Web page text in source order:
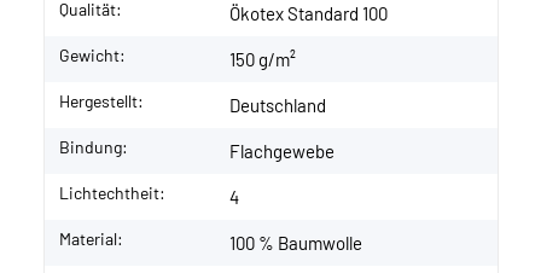
Qualität: Ökotex Standard 100
Gewicht: 150 g/m²
Hergestellt: Deutschland
Bindung: Flachgewebe
Lichtechtheit: 4
Material: 100 % Baumwolle